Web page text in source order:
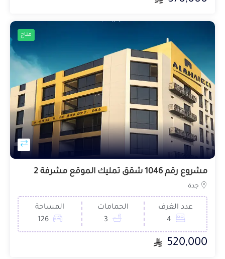
متاح
مشروع رقم 1046 شقق تمليك الموقع مشرفة 2
جدة
عدد الغرف
4
الحمامات
3
المساحة
126
520,000